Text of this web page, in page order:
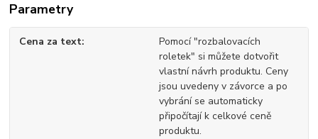
Parametry
Cena za text
Pomocí "rozbalovacích
roletek" si můžete dotvořit
vlastní návrh produktu. Ceny
jsou uvedeny v závorce a po
vybrání se automaticky
připočítají k celkové ceně
produktu.